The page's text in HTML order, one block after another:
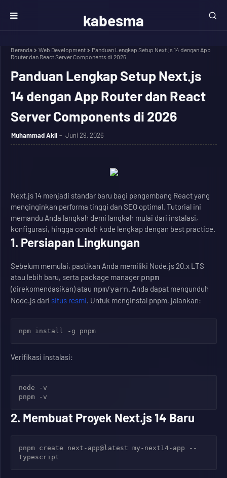
kabesma
Beranda Web Development
Panduan Lengkap Setup Next.js 14 dengan App
Router dan React Server Components di 2026
Panduan Lengkap Setup Next.js
14 dengan App Router dan React
Server Components di 2026
Muhammad Akil Juni 29, 2026
Next.js 14 menjadi standar baru bagi pengembang React yang
menginginkan performa tinggi dan SEO optimal. Tutorial ini
memandu Anda langkah demi langkah mulai dari instalasi,
konfigurasi, hingga contoh kode lengkap dengan best practice.
1. Persiapan Lingkungan
Sebelum memulai, pastikan Anda memiliki Node.js 20.x LTS
atau lebih baru, serta package manager pnpm
(direkomendasikan) atau npm/yarn. Anda dapat mengunduh
Node.js dari situs resmi. Untuk menginstal pnpm, jalankan:
npm install -g pnpm
Verifikasi instalasi:
node -v
pnpm -v
2. Membuat Proyek Next.js 14 Baru
pnpm create next-app@latest my-next14-app --
typescript